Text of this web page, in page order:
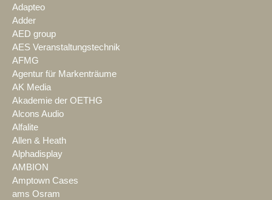
Adapteo
Adder
AED group
AES Veranstaltungstechnik
AFMG
Agentur für Markenträume
AK Media
Akademie der OETHG
Alcons Audio
Alfalite
Allen & Heath
Alphadisplay
AMBION
Amptown Cases
ams Osram